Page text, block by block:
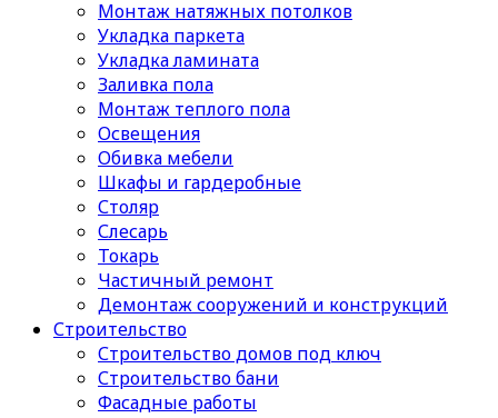
Монтаж натяжных потолков
Укладка паркета
Укладка ламината
Заливка пола
Монтаж теплого пола
Освещения
Обивка мебели
Шкафы и гардеробные
Столяр
Слесарь
Токарь
Частичный ремонт
Демонтаж сооружений и конструкций
Строительство
Строительство домов под ключ
Строительство бани
Фасадные работы